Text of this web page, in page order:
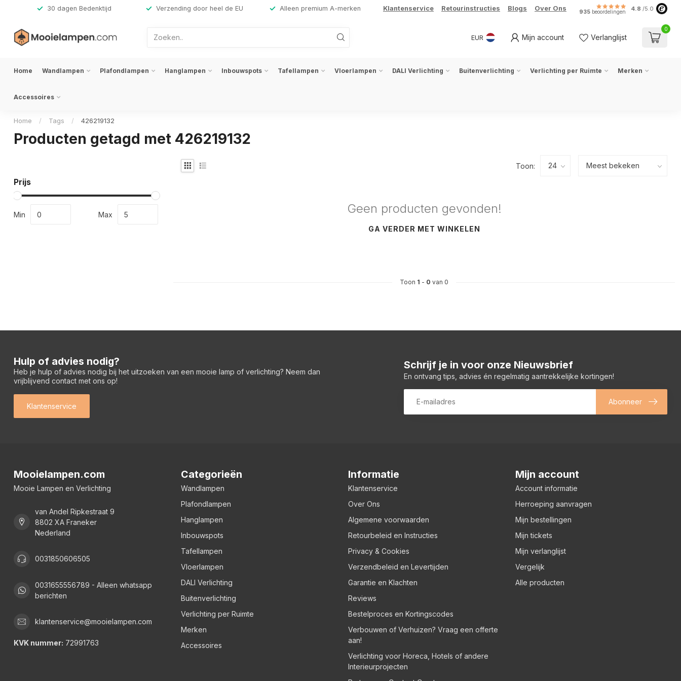
30 dagen Bedenktijd Verzending door heel de EU Alleen premium A-merken Klantenservice Retourinstructies Blogs Over Ons 935 beoordelingen 4.8 /5.0
EUR Mijn account Verlanglijst
0
Home Wandlampen Plafondlampen Hanglampen Inbouwspots Tafellampen Vloerlampen DALI Verlichting Buitenverlichting Verlichting per Ruimte Merken
Accessoires
Home / Tags / 426219132
Producten getagd met 426219132
Prijs
Min Max
Toon:
Geen producten gevonden!
GA VERDER MET WINKELEN
Toon 1 - 0 van 0
Hulp of advies nodig?
Heb je hulp of advies nodig bij het uitzoeken van een mooie lamp of verlichting? Neem dan
vrijblijvend contact met ons op!
Klantenservice
Schrijf je in voor onze Nieuwsbrief
En ontvang tips, advies én regelmatig aantrekkelijke kortingen!
Abonneer
Mooielampen.com
Mooie Lampen en Verlichting
van Andel Ripkestraat 9
8802 XA Franeker
Nederland
0031850606505
0031655556789 - Alleen whatsapp
berichten
klantenservice@mooielampen.com
KVK nummer: 72991763
Categorieën
Wandlampen
Plafondlampen
Hanglampen
Inbouwspots
Tafellampen
Vloerlampen
DALI Verlichting
Buitenverlichting
Verlichting per Ruimte
Merken
Accessoires
Informatie
Klantenservice
Over Ons
Algemene voorwaarden
Retourbeleid en Instructies
Privacy & Cookies
Verzendbeleid en Levertijden
Garantie en Klachten
Reviews
Bestelproces en Kortingscodes
Verbouwen of Verhuizen? Vraag een offerte
aan!
Verlichting voor Horeca, Hotels of andere
Interieurprojecten
Mijn account
Account informatie
Herroeping aanvragen
Mijn bestellingen
Mijn tickets
Mijn verlanglijst
Vergelijk
Alle producten